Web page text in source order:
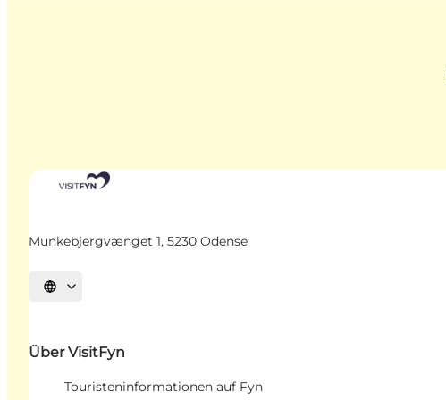
Munkebjergvænget 1, 5230 Odense
Sprache auswählen
Über VisitFyn
Touristeninformationen auf Fyn